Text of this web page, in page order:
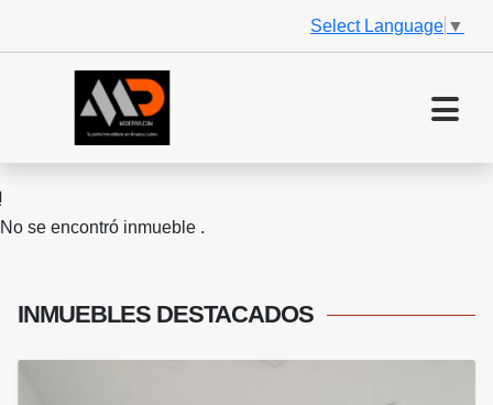
Select Language ▼
No se encontró inmueble .
INMUEBLES DESTACADOS